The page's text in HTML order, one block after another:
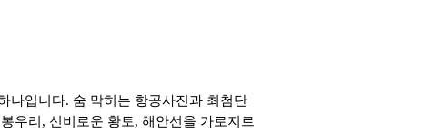
나입니다. 숨 막히는 항공사진과 최첨단
우리 , 신비로운 황토, 해안선을 가로지르